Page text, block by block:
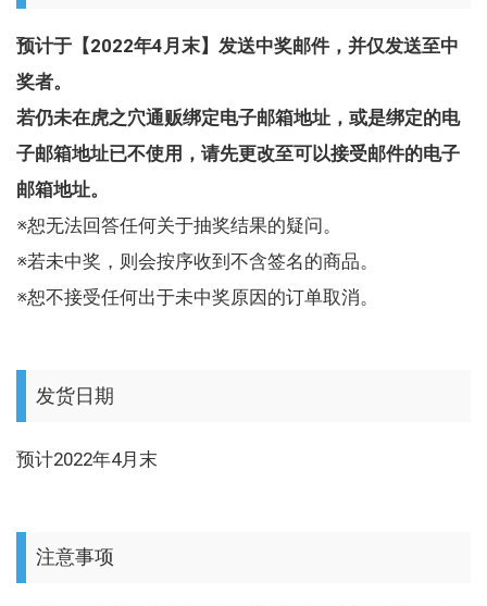
预计于【2022年4月末】发送中奖邮件，并仅发送至中
奖者。
若仍未在虎之穴通贩绑定电子邮箱地址，或是绑定的电
子邮箱地址已不使用，请先更改至可以接受邮件的电子
邮箱地址。
※恕无法回答任何关于抽奖结果的疑问。
※若未中奖，则会按序收到不含签名的商品。
※恕不接受任何出于未中奖原因的订单取消。
发货日期
预计2022年4月末
注意事项